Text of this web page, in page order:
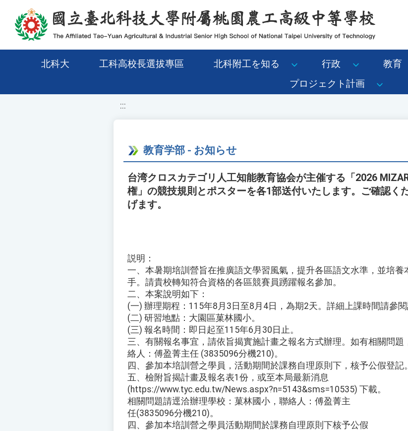
移至網頁之主要內容區位置
北科大 工科高校長選拔專區 北科附工を知る 行政 教育
プロジェクト計画
:::
教育学部 - お知らせ
台湾クロスカテゴリ人工知能教育協会が主催する「2026
権」の競技規則とポスターを各1部送付いたします。ご確認く
げます。
説明：
一、本暑期培訓營旨在推廣語文學習風氣，提升各區語文水準，並培養
手。請貴校轉知符合資格的各區競賽員踴躍報名參加。
二、本案說明如下：
(一) 辦理期程：115年8月3日至8月4日，為期2天。詳細上課時間請參閱
(二) 研習地點：大園區菓林國小。
(三) 報名時間：即日起至115年6月30日止。
三、有關報名事宜，請依旨揭實施計畫之報名方式辦理。如有相關問
絡人：傅盈菁主任 (3835096分機210)。
四、參加本培訓營之學員，活動期間於課務自理原則下，核予公假登記。
五、檢附旨揭計畫及報名表1份，或至本局最新消息
(https://www.tyc.edu.tw/News.aspx?n=5143&sms=10535) 下載。
相關問題請逕洽辦理學校：菓林國小，聯絡人：傅盈菁主
任(3835096分機210)。
四、參加本培訓營之學員活動期間於課務自理原則下核予公假